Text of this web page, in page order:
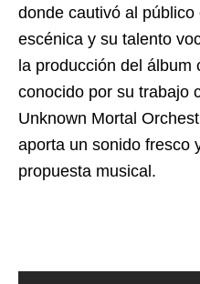
donde cautivó al
escénica y su talento
la producción del álbum
conocido por su trabajo
Unknown Mortal
aporta un sonido fresco
propuesta musical.